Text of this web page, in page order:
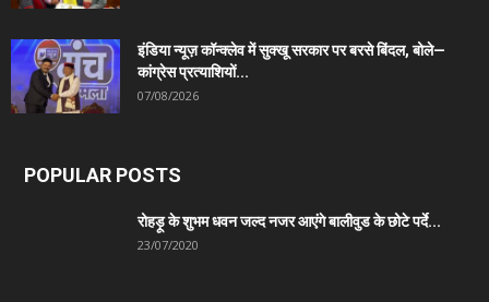
इंडिया न्यूज़ कॉन्क्लेव में सुक्खू सरकार पर बरसे बिंदल, बोले—
कांग्रेस प्रत्याशियों...
07/08/2026
POPULAR POSTS
रोहड़ू के शुभम धवन जल्द नजर आएंगे बालीवुड के छोटे पर्दे...
23/07/2020